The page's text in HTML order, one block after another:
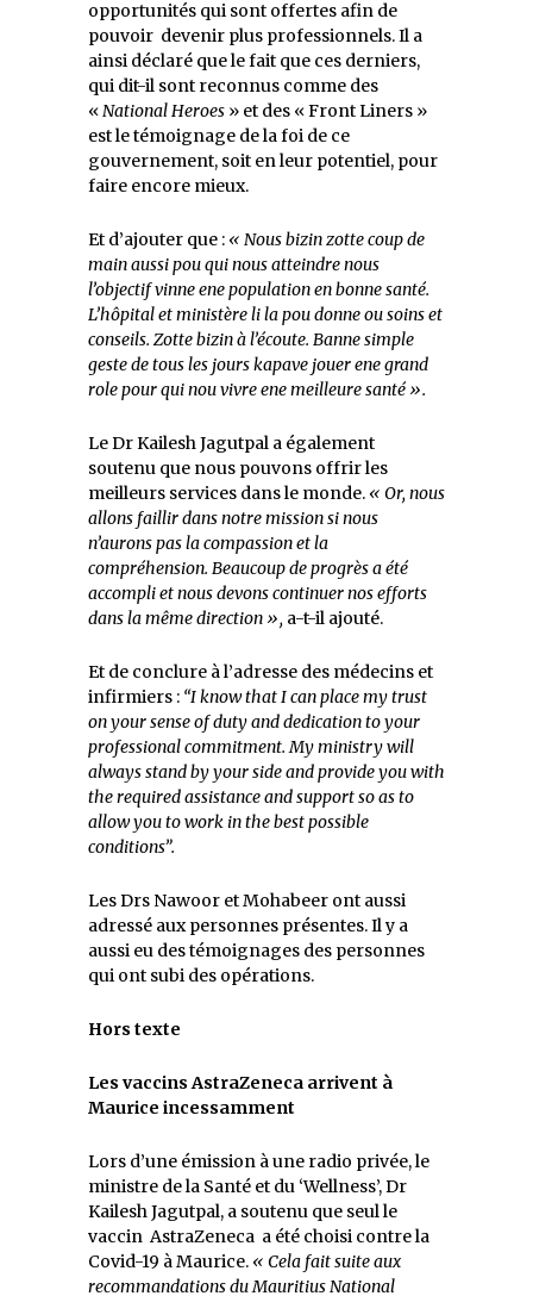
opportunités qui sont offertes afin de
pouvoir devenir plus professionnels. Il a
ainsi déclaré que le fait que ces derniers,
qui dit-il sont reconnus comme des
«National Heroes » et des « Front Liners »
est le témoignage de la foi de ce
gouvernement, soit en leur potentiel, pour
faire encore mieux.
Et d’ajouter que : « Nous bizin zotte coup de
main aussi pou qui nous atteindre nous
l’objectif vinne ene population en bonne santé.
L’hôpital et ministère li la pou donne ou soins et
conseils. Zotte bizin à l’écoute. Banne simple
geste de tous les jours kapave jouer ene grand
role pour qui nou vivre ene meilleure santé ».
Le Dr Kailesh Jagutpal a également
soutenu que nous pouvons offrir les
meilleurs services dans le monde. « Or, nous
allons faillir dans notre mission si nous
n’aurons pas la compassion et la
compréhension. Beaucoup de progrès a été
accompli et nous devons continuer nos efforts
dans la même direction », a-t-il ajouté.
Et de conclure à l’adresse des médecins et
infirmiers : “I know that I can place my trust
on your sense of duty and dedication to your
professional commitment. My ministry will
always stand by your side and provide you with
the required assistance and support so as to
allow you to work in the best possible
conditions”.
Les Drs Nawoor et Mohabeer ont aussi
adressé aux personnes présentes. Il y a
aussi eu des témoignages des personnes
qui ont subi des opérations.
Hors texte
Les vaccins AstraZeneca arrivent à
Maurice incessamment
Lors d’une émission à une radio privée, le
ministre de la Santé et du ‘Wellness’, Dr
Kailesh Jagutpal, a soutenu que seul le
vaccin AstraZeneca a été choisi contre la
Covid-19 à Maurice. « Cela fait suite aux
recommandations du Mauritius National